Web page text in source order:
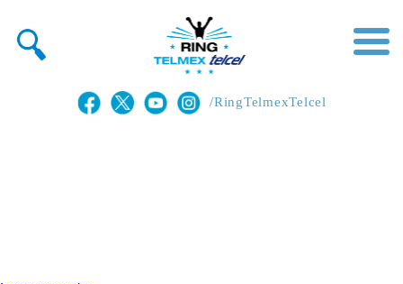
/RingTelmexTelcel